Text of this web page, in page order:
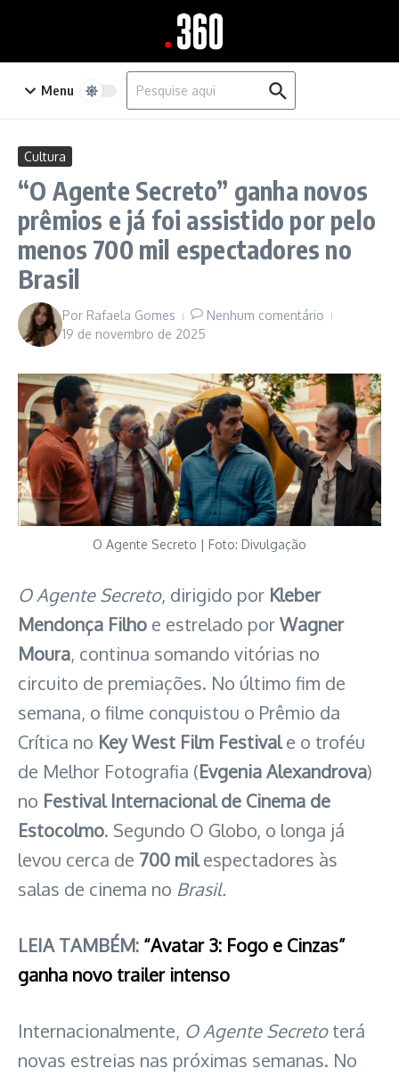
Menu
Procurar por:
Cultura
“O Agente Secreto” ganha novos
prêmios e já foi assistido por pelo
menos 700 mil espectadores no
Brasil
Por Rafaela Gomes
Nenhum comentário
19 de novembro de 2025
O Agente Secreto | Foto: Divulgação
O Agente Secreto, dirigido por Kleber
Mendonça Filho e estrelado porWagner
Moura, continua somando vitórias no
circuito de premiações. No último fim de
semana, o filme conquistou o Prêmio da
Crítica no Key West Film Festivale o troféu
de Melhor Fotografia (Evgenia Alexandrova)
no Festival Internacional de Cinema de
Estocolmo. Segundo O Globo, o longa já
levou cerca de 700 milespectadores às
salas de cinema no Brasil.
LEIA TAMBÉM: “Avatar 3: Fogo e Cinzas”
ganha novo trailer intenso
Internacionalmente, O Agente Secretoterá
novas estreias nas próximas semanas. No